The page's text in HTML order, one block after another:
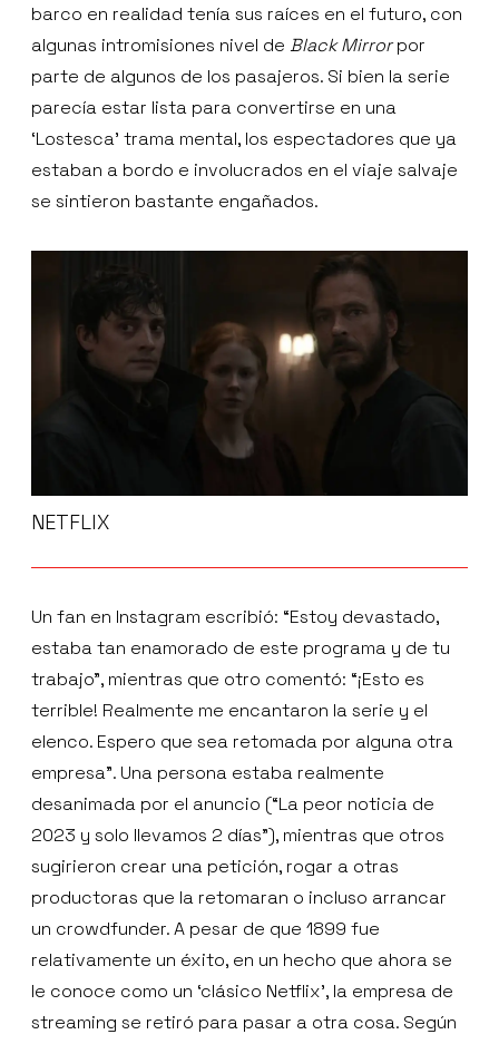
barco en realidad tenía sus raíces en el futuro, con
algunas intromisiones nivel de Black Mirrorpor
parte de algunos de los pasajeros. Si bien la serie
parecía estar lista para convertirse en una
‘Lostesca’ trama mental, los espectadores que ya
estaban a bordo e involucrados en el viaje salvaje
se sintieron bastante engañados.
NETFLIX
Un fan en Instagram escribió: “Estoy devastado,
estaba tan enamorado de este programa y de tu
trabajo”, mientras que otro comentó: “¡Esto es
terrible! Realmente me encantaron la serie y el
elenco. Espero que sea retomada por alguna otra
empresa”. Una persona estaba realmente
desanimada por el anuncio (“La peor noticia de
2023 y solo llevamos 2 días”), mientras que otros
sugirieron crear una petición, rogar a otras
productoras que la retomaran o incluso arrancar
un crowdfunder. A pesar de que 1899 fue
relativamente un éxito, en un hecho que ahora se
le conoce como un ‘clásico Netflix’, la empresa de
streaming se retiró para pasar a otra cosa. Según